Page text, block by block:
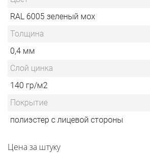
RAL 6005 зеленый мох
Толщина
0,4 мм
Слой цинка
140 гр/м2
Покрытие
полиэстер с лицевой стороны
Цена за штуку